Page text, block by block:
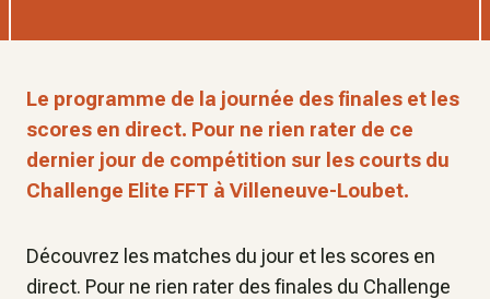
Le programme de la journée des finales et les
scores en direct. Pour ne rien rater de ce
dernier jour de compétition sur les courts du
Challenge Elite FFT à Villeneuve-Loubet.
Découvrez les matches du jour et les scores en
direct. Pour ne rien rater des finales du Challenge